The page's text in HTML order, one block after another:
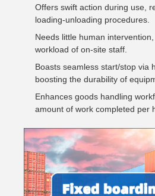
Offers swift action during use,
loading-unloading procedures.
Needs little human
workload of on-site staff.
Boasts seamless start/stop via
boosting the durability of
Enhances goods handling
amount of work completed per